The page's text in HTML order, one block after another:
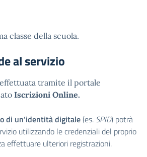
classe della scuola.
al servizio
tramite il portale
Iscrizioni Online.
di un’identità digitale (es. SPID) potrà
utilizzando le credenziali del proprio
effettuare ulteriori registrazioni.